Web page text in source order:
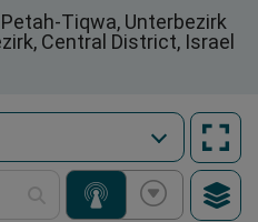
Tiqwa, Unterbezirk
Central District, Israel